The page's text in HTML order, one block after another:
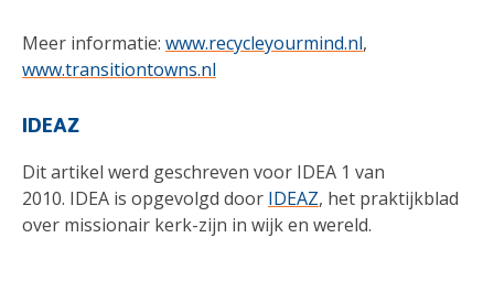
Meer informatie: www.recycleyourmind.nl,
www.transitiontowns.nl
IDEAZ
Dit artikel werd geschreven voor IDEA 1 van
2010. IDEA is opgevolgd door IDEAZ, het praktijkblad
over missionair kerk-zijn in wijk en wereld.